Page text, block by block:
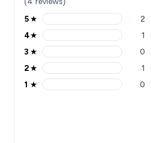
5 stars rating 2 reviews
5★ 2
4 stars rating 1 reviews
4★ 1
3 stars rating 0 reviews
3 ★ 0
2 stars rating 1 reviews
2★ 1
1 stars rating 0 reviews
1 ★ 0